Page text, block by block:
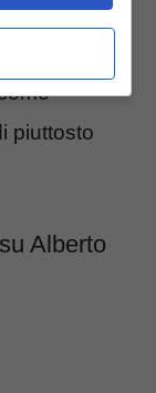
di
Quella
piuttosto
Alberto